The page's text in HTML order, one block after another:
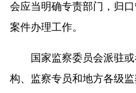
会应当明确专责部门，归
案件办理工作。
国家监察委员会派驻或
构、监察专员和地方各级